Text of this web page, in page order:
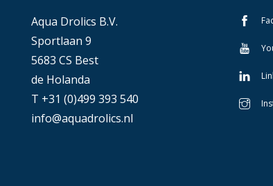
Aqua Drolics B.V.
Sportlaan 9
5683 CS Best
de Holanda
T +31 (0)499 393 540
info@aquadrolics.nl